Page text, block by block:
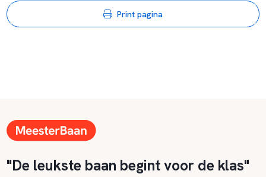
Print pagina
"De leukste baan begint voor de klas"